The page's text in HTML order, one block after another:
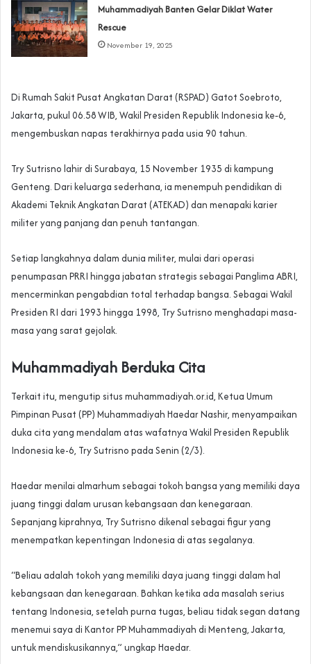
Muhammadiyah Banten Gelar Diklat Water
Rescue
November 19, 2025
Di Rumah Sakit Pusat Angkatan Darat (RSPAD) Gatot Soebroto,
Jakarta, pukul 06.58 WIB, Wakil Presiden Republik Indonesia ke‑6,
mengembuskan napas terakhirnya pada usia 90 tahun.
‎Try Sutrisno lahir di Surabaya, 15 November 1935 di kampung
Genteng. Dari keluarga sederhana, ia menempuh pendidikan di
Akademi Teknik Angkatan Darat (ATEKAD) dan menapaki karier
militer yang panjang dan penuh tantangan.
Setiap langkahnya dalam dunia militer, mulai dari operasi
penumpasan PRRI hingga jabatan strategis sebagai Panglima ABRI,
mencerminkan pengabdian total terhadap bangsa. Sebagai Wakil
Presiden RI dari 1993 hingga 1998, Try Sutrisno menghadapi masa-
masa yang sarat gejolak.
Muhammadiyah Berduka Cita
Terkait itu, mengutip situs muhammadiyah.or.id, Ketua Umum
Pimpinan Pusat (PP) Muhammadiyah Haedar Nashir, menyampaikan
duka cita yang mendalam atas wafatnya Wakil Presiden Republik
Indonesia ke-6, Try Sutrisno pada Senin (2/3).
Haedar menilai almarhum sebagai tokoh bangsa yang memiliki daya
juang tinggi dalam urusan kebangsaan dan kenegaraan.
Sepanjang kiprahnya, Try Sutrisno dikenal sebagai figur yang
menempatkan kepentingan Indonesia di atas segalanya.
“Beliau adalah tokoh yang memiliki daya juang tinggi dalam hal
kebangsaan dan kenegaraan. Bahkan ketika ada masalah serius
tentang Indonesia, setelah purna tugas, beliau tidak segan datang
menemui saya di Kantor PP Muhammadiyah di Menteng, Jakarta,
untuk mendiskusikannya,” ungkap Haedar.